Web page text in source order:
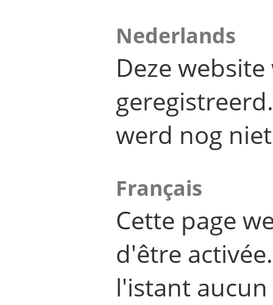
Nederlands
Deze
werd nog
Français
Cette page
d'être
l'istant